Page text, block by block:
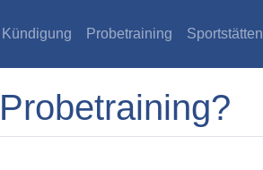
Kündigung Probetraining Sportstätten